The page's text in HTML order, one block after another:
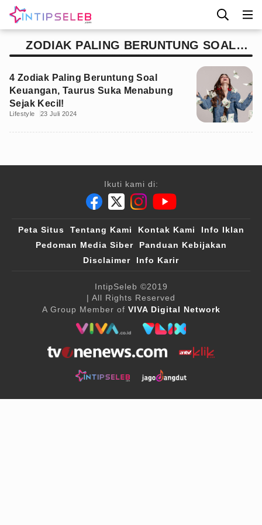
ZODIAK PALING BERUNTUNG SOAL
KEUANGAN
4 Zodiak Paling Beruntung Soal
Keuangan, Taurus Suka Menabung
Sejak Kecil!
Lifestyle 23 Juli 2024
Ikuti kami di:
Peta Situs Tentang Kami Kontak Kami
Info Iklan
Pedoman Media Siber
Panduan Kebijakan
Disclaimer
Info Karir
IntipSeleb ©2019
| All Rights Reserved
A Group Member of VIVA Digital Network